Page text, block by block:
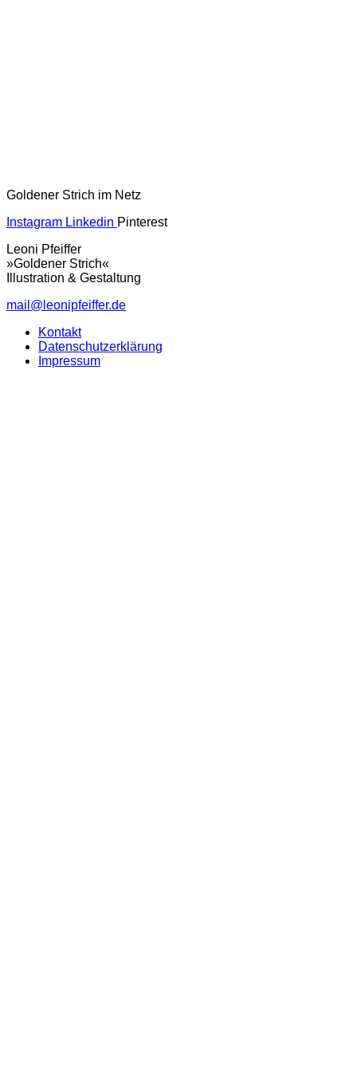
Goldener Strich im Netz
Instagram Linkedin Pinterest
Leoni Pfeiffer
»Goldener Strich«
Illustration & Gestaltung
mail@leonipfeiffer.de
Kontakt
Datenschutzerklärung
Impressum